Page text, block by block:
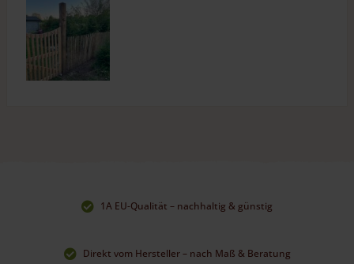
1A EU-Qualität – nachhaltig & günstig
Direkt vom Hersteller – nach Maß & Beratung